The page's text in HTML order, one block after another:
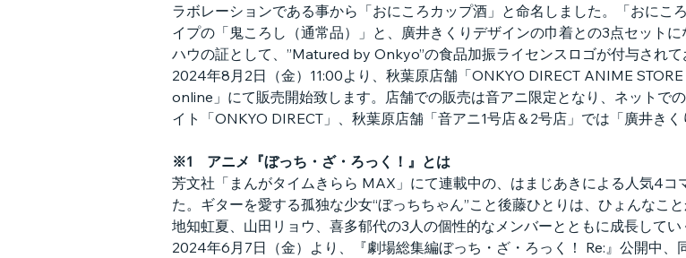
ラボレーションである事から「おにころカップ酒」と命名しました。「おに
イプの「鬼ころし（通常品）」と、廣井きくりデザインの巾着との3点セット
ハウの証として、”Matured by Onkyo”の食品加振ライセンスロゴが付与されて
2024年8月2日（金）11:00より、秋葉原店舗「ONKYO DIRECT ANIME
online」にて販売開始致します。店舗での販売は音アニ限定となり、ネットで
イト「ONKYO DIRECT」、秋葉原店舗「音アニ1号店＆2号店」では「廣井き
※1　アニメ『ぼっち・ざ・ろっく！』とは
芳文社「まんがタイムきらら MAX」にて連載中の、はまじあきによる人気4
た。ギターを愛する孤独な少女“ぼっちちゃん”こと後藤ひとりは、ひょんなこ
地知虹夏、山田リョウ、喜多郁代の3人の個性的なメンバーとともに成長してい
2024年6月7日（金）より、『劇場総集編ぼっち・ざ・ろっく！ Re:』公開中